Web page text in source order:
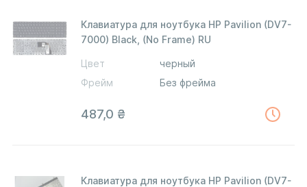
Клавиатура для ноутбука HP Pavilion (DV7-
7000) Black, (No Frame) RU
Цвет
черный
Фрейм
Без фрейма
487,0 ₴
Клавиатура для ноутбука HP Pavilion (DV7-